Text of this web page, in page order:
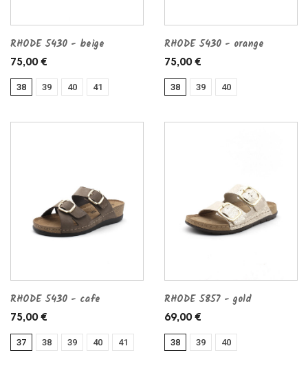
RHODE 5430 - beige
75,00 €
38 39 40 41
RHODE 5430 - orange
75,00 €
38 39 40
RHODE 5430 - cafe
75,00 €
37 38 39 40 41
RHODE 5857 - gold
69,00 €
38 39 40